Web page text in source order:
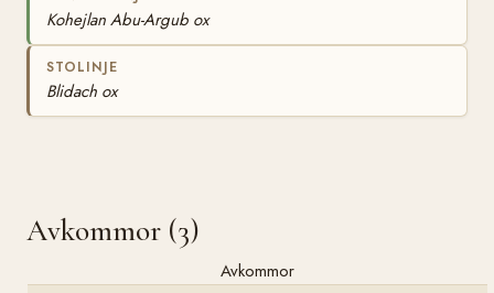
Kohejlan Abu-Argub ox
STOLINJE
Blidach ox
Avkommor (3)
Avkommor